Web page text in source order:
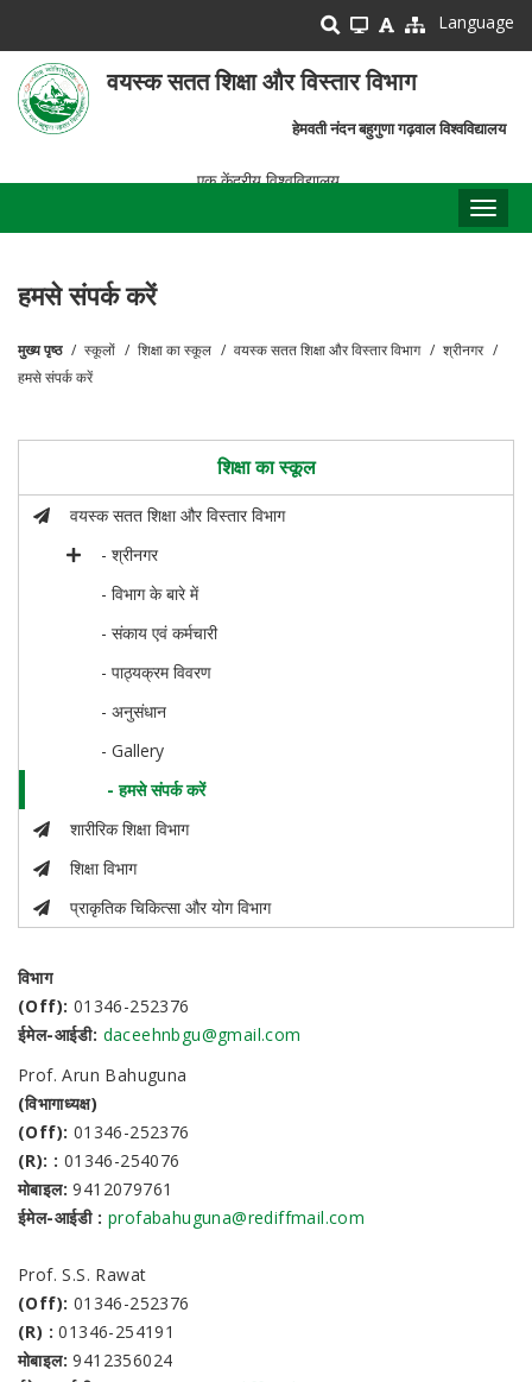
main
content
Language
वयस्क सतत शिक्षा और विस्तार विभाग
हेमवती नंदन बहुगुणा गढ़वाल विश्वविद्यालय
एक केंद्रीय विश्वविद्यालय
हमसे संपर्क करें
पग
मुख्य पृष्ठ स्कूलों शिक्षा का स्कूल वयस्क सतत शिक्षा और विस्तार विभाग
श्रीनगर
हमसे संपर्क करें
शिक्षा का स्कूल
वयस्क सतत शिक्षा और विस्तार विभाग
- श्रीनगर
- विभाग के बारे में
- संकाय एवं कर्मचारी
- पाठ्यक्रम विवरण
- अनुसंधान
- Gallery
- हमसे संपर्क करें
शारीरिक शिक्षा विभाग
शिक्षा विभाग
प्राकृतिक चिकित्सा और योग विभाग
विभाग
(Off): 01346-252376
ईमेल-आईडी: daceehnbgu@gmail.com
Prof. Arun Bahuguna
(विभागाध्यक्ष)
(Off): 01346-252376
(R): : 01346-254076
मोबाइल: 9412079761
ईमेल-आईडी : profabahuguna@rediffmail.com
Prof. S.S. Rawat
(Off): 01346-252376
(R) : 01346-254191
मोबाइल: 9412356024